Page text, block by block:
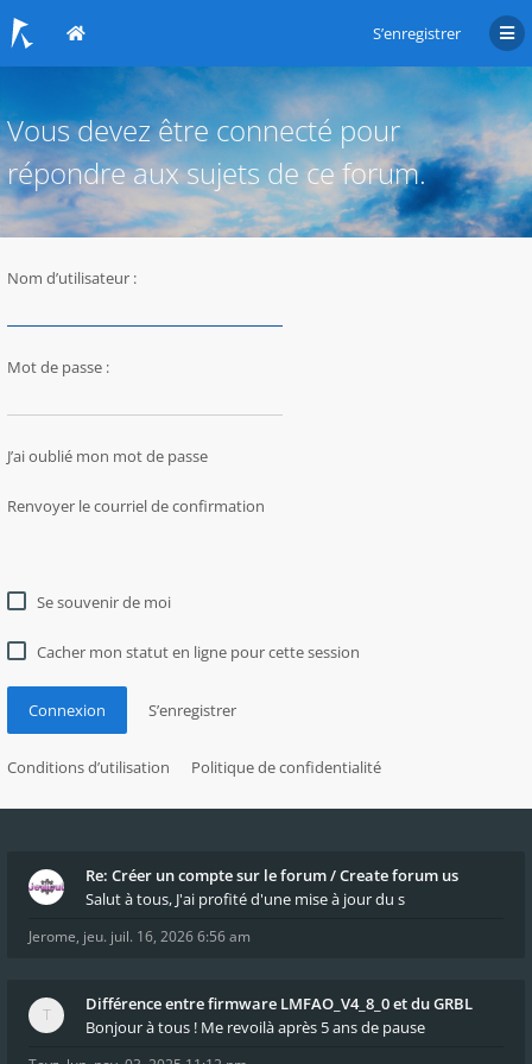
S’enregistrer
Vous devez être connecté pour
répondre aux sujets de ce forum.
Nom d’utilisateur :
Mot de passe :
J’ai oublié mon mot de passe
Renvoyer le courriel de confirmation
Se souvenir de moi
Cacher mon statut en ligne pour cette session
Connexion S’enregistrer
Conditions d’utilisation Politique de confidentialité
Re: Créer un compte sur le forum / Create forum us
Salut à tous, J'ai profité d'une mise à jour du s
Jerome, jeu. juil. 16, 2026 6:56 am
Différence entre firmware LMFAO_V4_8_0 et du GRBL
Bonjour à tous ! Me revoilà après 5 ans de pause